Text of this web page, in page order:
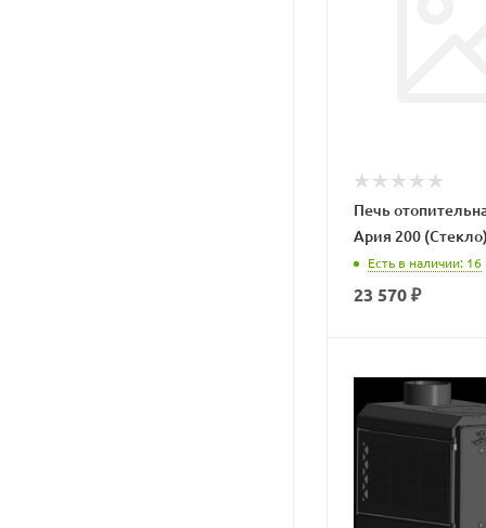
Печь
Ария 200
Есть в наличии: 16
23 570₽